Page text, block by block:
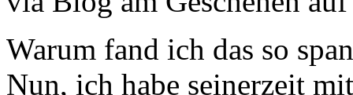
Warum fand ich das so
Nun, ich habe seinerzeit